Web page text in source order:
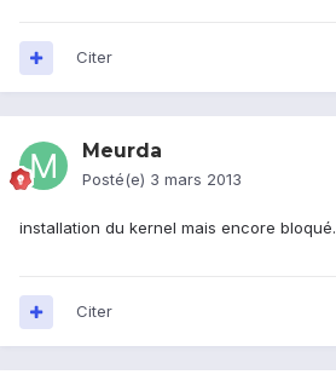
Citer
Meurda
Posté(e) 3 mars 2013
installation du kernel mais encore bloqué.
Citer